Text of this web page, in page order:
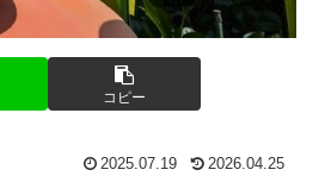
コピー
2025.07.19 2026.04.25